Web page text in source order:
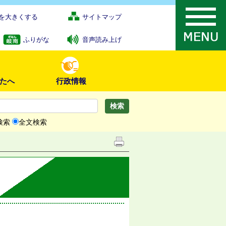
大きくする サイトマップ
ふりがな 音声読み上げ
へ 行政情報
索 全文検索